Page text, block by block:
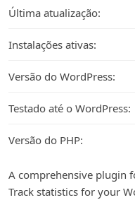
Última atualização:
Instalações ativas:
Versão do WordPress:
Testado até o WordPress:
Versão do PHP:
A comprehensive plugin
Track statistics for your